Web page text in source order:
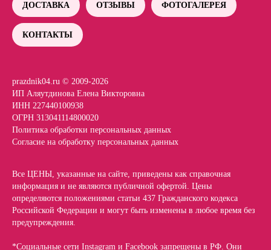
ДОСТАВКА ОТЗЫВЫ ФОТОГАЛЕРЕЯ
КОНТАКТЫ
prazdnik04.ru © 2009-2026
ИП Аляутдинова Елена Викторовна
ИНН 227440100938
ОГРН 313041114800020
Политика обработки персональных данных
Согласие на обработку персональных данных
Все ЦЕНЫ, указанные на сайте, приведены как справочная
информация и не являются публичной офертой. Цены
определяются положениями статьи 437 Гражданского кодекса
Российской Федерации и могут быть изменены в любое время без
предупреждения.
*Социальные сети Instagram и Facebook запрещены в РФ. Они